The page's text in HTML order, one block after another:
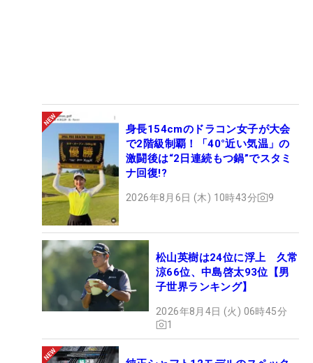
身長154cmのドラコン女子が大会
で2階級制覇！「40°近い気温」の
激闘後は“2日連続もつ鍋”でスタミ
ナ回復!?
2026年8月6日 (木) 10時43分 9
松山英樹は24位に浮上 久常
涼66位、中島啓太93位【男
子世界ランキング】
2026年8月4日 (火) 06時45分
1